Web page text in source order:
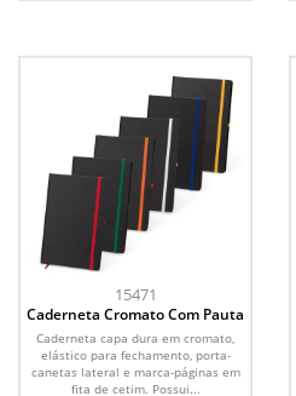
15471
Caderneta Cromato Com Pauta
Caderneta capa dura em cromato,
elástico para fechamento, porta-
canetas lateral e marca-páginas em
fita de cetim. Possui...